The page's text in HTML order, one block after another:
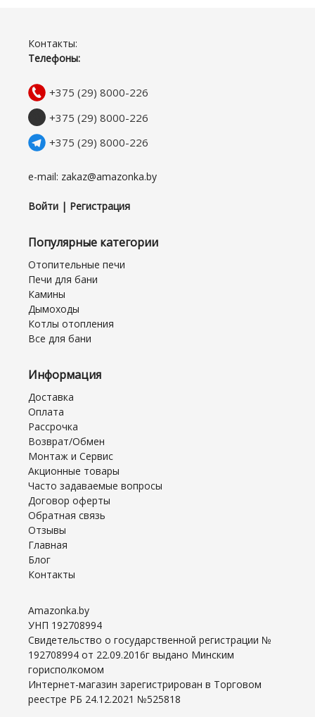
Контакты:
Телефоны:
+375 (29) 8000-226
+375 (29) 8000-226
+375 (29) 8000-226
e-mail: zakaz@amazonka.by
Войти | Регистрация
Популярные категории
Отопительные печи
Печи для бани
Камины
Дымоходы
Котлы отопления
Все для бани
Информация
Доставка
Оплата
Рассрочка
Возврат/Обмен
Монтаж и Сервис
Акционные товары
Часто задаваемые вопросы
Договор оферты
Обратная связь
Отзывы
Главная
Блог
Контакты
Amazonka.by
УНП 192708994
Свидетельство о государственной регистрации №
192708994 от 22.09.2016г выдано Минским
горисполкомом
Интернет-магазин зарегистрирован в Торговом
реестре РБ 24.12.2021 №525818